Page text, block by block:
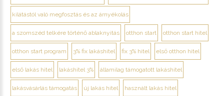
kilátástól való megfosztás és az árnyékolás
a szomszéd telkére történő ablaknyitás otthon start otthon start hitel
otthon start program 3% fix lakáshitel fix 3% hitel első otthon hitel
első lakás hitel lakáshitel 3% államilag támogatott lakáshitel
lakásvásárlás támogatás új lakás hitel használt lakás hitel